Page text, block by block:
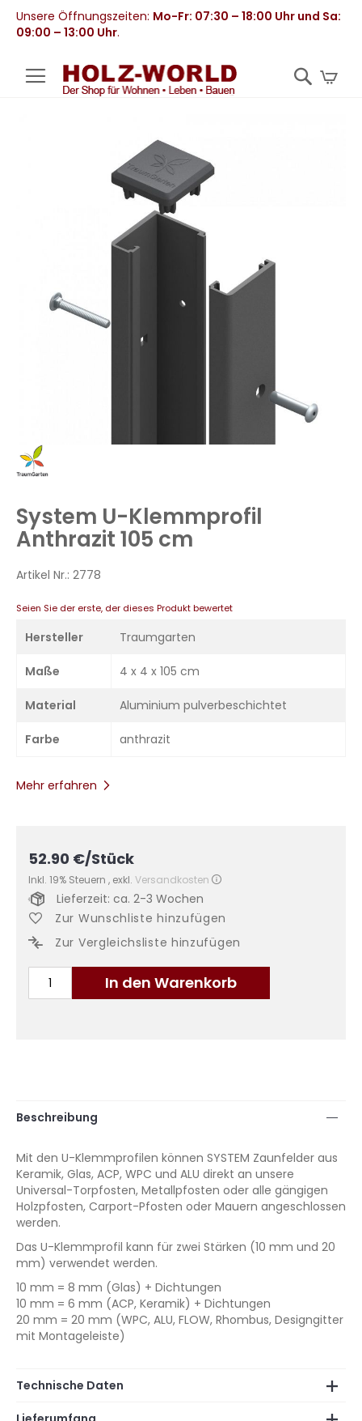
Unsere Öffnungszeiten: Mo-Fr: 07:30 – 18:00 Uhr und Sa:
09:00 – 13:00 Uhr.
Zum
Anfang
springen
System U-Klemmprofil
Anthrazit 105 cm
Artikel Nr.: 2778
Seien Sie der erste, der dieses Produkt bewertet
Hersteller Traumgarten
Maße 4 x 4 x 105 cm
Material Aluminium pulverbeschichtet
Farbe anthrazit
Mehr erfahren
52.90 €/Stück
Inkl. 19% Steuern , exkl. Versandkosten
In den Warenkorb
Lieferzeit: ca. 2-3 Wochen
Zur Wunschliste hinzufügen
Zur Vergleichsliste hinzufügen
Beschreibung
Mit den U-Klemmprofilen können SYSTEM Zaunfelder aus
Keramik, Glas, ACP, WPC und ALU direkt an unsere
Universal-Torpfosten, Metallpfosten oder alle gängigen
Holzpfosten, Carport-Pfosten oder Mauern angeschlossen
werden.
Das U-Klemmprofil kann für zwei Stärken (10 mm und 20
mm) verwendet werden.
10 mm = 8 mm (Glas) + Dichtungen
10 mm = 6 mm (ACP, Keramik) + Dichtungen
20 mm = 20 mm (WPC, ALU, FLOW, Rhombus, Designgitter
mit Montageleiste)
Technische Daten